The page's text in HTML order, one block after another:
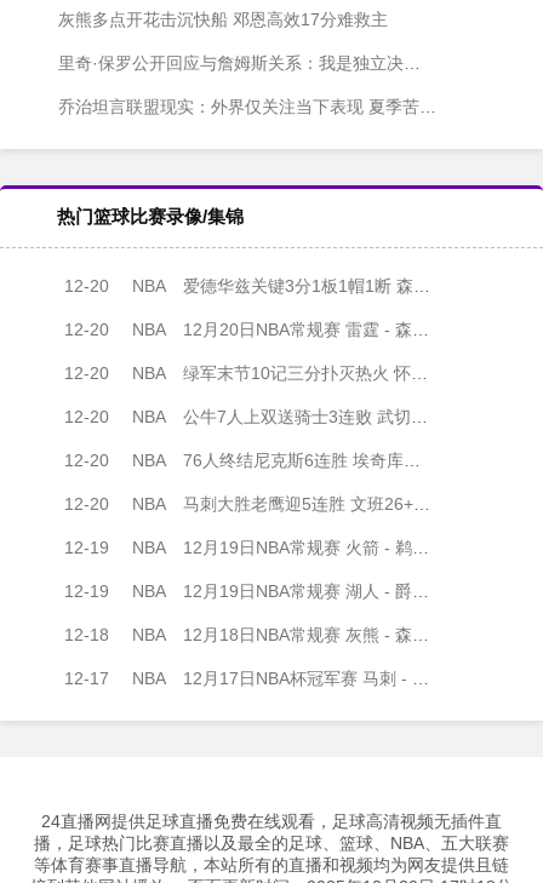
灰熊多点开花击沉快船 邓恩高效17分难救主
里奇·保罗公开回应与詹姆斯关系：我是独立决策者
乔治坦言联盟现实：外界仅关注当下表现 夏季苦练成动力
热门篮球比赛录像/集锦
12-20 NBA 爱德华兹关键3分1板1帽1断 森林狼力克雷霆 亚历山大35+5+7
12-20 NBA 12月20日NBA常规赛 雷霆 - 森林狼 全场录像
12-20 NBA 绿军末节10记三分扑灭热火 怀特33+5+6 布朗30+9+7 韦尔24+14
12-20 NBA 公牛7人上双送骑士3连败 武切维奇24+15 加兰35+8 米切尔缺阵
12-20 NBA 76人终结尼克斯6连胜 埃奇库姆23分 马克西30+8 布伦森22中7
12-20 NBA 马刺大胜老鹰迎5连胜 文班26+12 瓦塞尔18+7 约翰逊17+11+6
12-19 NBA 12月19日NBA常规赛 火箭 - 鹈鹕 全场录像
12-19 NBA 12月19日NBA常规赛 湖人 - 爵士 全场录像
12-18 NBA 12月18日NBA常规赛 灰熊 - 森林狼 全场录像
12-17 NBA 12月17日NBA杯冠军赛 马刺 - 尼克斯 全场录像
24直播网提供足球直播免费在线观看，足球高清视频无插件直
播，足球热门比赛直播以及最全的足球、篮球、NBA、五大联赛
等体育赛事直播导航，本站所有的直播和视频均为网友提供且链